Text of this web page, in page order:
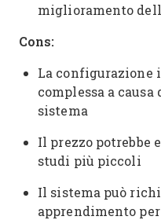
miglioramento
Cons:
La configurazione
complessa a
sistema
Il prezzo potrebbe
studi più piccoli
Il sistema può
apprendimento